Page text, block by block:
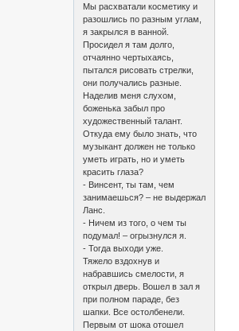
Мы расхватали косметику и
разошлись по разным углам,
я закрылся в ванной.
Просидел я там долго,
отчаянно чертыхаясь,
пытался рисовать стрелки,
они получались разные.
Наделив меня слухом,
боженька забыл про
художественный талант.
Откуда ему было знать, что
музыкант должен не только
уметь играть, но и уметь
красить глаза?
- Винсент, ты там, чем
занимаешься? – не выдержал
Ланс.
- Ничем из того, о чем ты
подумал! – огрызнулся я.
- Тогда выходи уже.
Тяжело вздохнув и
набравшись смелости, я
открыл дверь. Вошел в зал я
при полном параде, без
шапки. Все остолбенели.
Первым от шока отошел